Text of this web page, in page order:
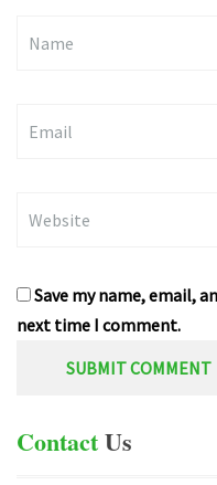
Save my name, email,
next time I comment.
ContactUs